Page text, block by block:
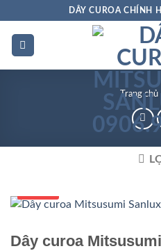
dung
DÂY CUROA CHÍNH
Trang chủ
Dây curoa